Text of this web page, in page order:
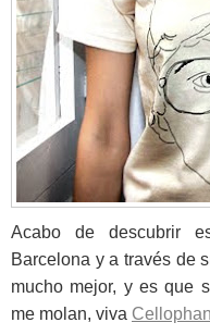
Acabo de descubrir
Barcelona y a través de
mucho mejor, y es que
me molan, viva